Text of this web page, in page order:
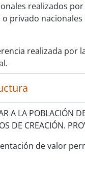
realizados
privado
realizada por
A LA POBLACIÓN
DE CREACIÓN.
de valor